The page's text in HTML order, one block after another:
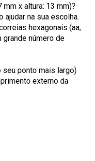
mm x altura: 13 mm)?
ajudar na sua escolha.
hexagonais (aa,
grande número de
seu ponto mais largo)
externo da